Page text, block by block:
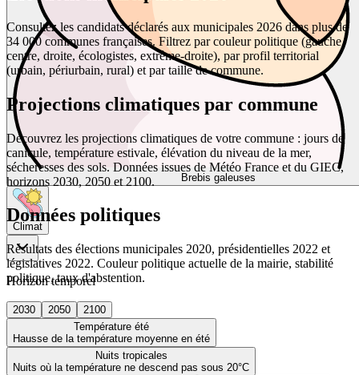
Brebis galeuses
Climat
Horizon temporel
2030 2050
2100
Température été
Hausse de la température moyenne en été
Nuits tropicales
Nuits où la température ne descend pas sous 20°C
Consultez les candidats déclarés aux municipales 2026 dans plus de
34 000 communes françaises. Filtrez par couleur politique (gauche,
centre, droite, écologistes, extrême-droite), par profil territorial
(urbain, périurbain, rural) et par taille de commune.
Projections climatiques par commune
Découvrez les projections climatiques de votre commune : jours de
canicule, température estivale, élévation du niveau de la mer,
sécheresses des sols. Données issues de Météo France et du GIEC,
horizons 2030, 2050 et 2100.
Données politiques
Résultats des élections municipales 2020, présidentielles 2022 et
législatives 2022. Couleur politique actuelle de la mairie, stabilité
politique, taux d'abstention.